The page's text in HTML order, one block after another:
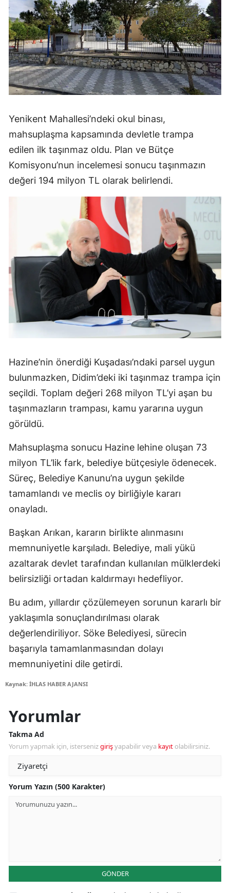
Yenikent Mahallesi’ndeki okul binası,
mahsuplaşma kapsamında devletle trampa
edilen ilk taşınmaz oldu. Plan ve Bütçe
Komisyonu’nun incelemesi sonucu taşınmazın
değeri 194 milyon TL olarak belirlendi.
Hazine’nin önerdiği Kuşadası’ndaki parsel uygun
bulunmazken, Didim’deki iki taşınmaz trampa için
seçildi. Toplam değeri 268 milyon TL’yi aşan bu
taşınmazların trampası, kamu yararına uygun
görüldü.
Mahsuplaşma sonucu Hazine lehine oluşan 73
milyon TL’lik fark, belediye bütçesiyle ödenecek.
Süreç, Belediye Kanunu’na uygun şekilde
tamamlandı ve meclis oy birliğiyle kararı
onayladı.
Başkan Arıkan, kararın birlikte alınmasını
memnuniyetle karşıladı. Belediye, mali yükü
azaltarak devlet tarafından kullanılan mülklerdeki
belirsizliği ortadan kaldırmayı hedefliyor.
Bu adım, yıllardır çözülemeyen sorunun kararlı bir
yaklaşımla sonuçlandırılması olarak
değerlendiriliyor. Söke Belediyesi, sürecin
başarıyla tamamlanmasından dolayı
memnuniyetini dile getirdi.
Kaynak: İHLAS HABER AJANSI
Yorumlar
Takma Ad
Yorum yapmak için, istersenizgirişyapabilir veya kayıt olabilirsiniz.
Yorum Yazın (500 Karakter)
GÖNDER